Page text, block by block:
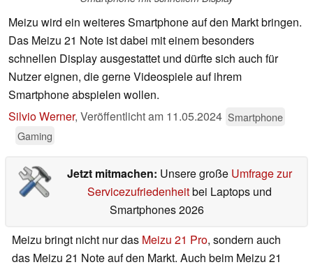
Meizu wird ein weiteres Smartphone auf den Markt bringen.
Das Meizu 21 Note ist dabei mit einem besonders
schnellen Display ausgestattet und dürfte sich auch für
Nutzer eignen, die gerne Videospiele auf ihrem
Smartphone abspielen wollen.
Silvio Werner, Veröffentlicht am 11.05.2024 Smartphone
Gaming
Jetzt mitmachen: Unsere große Umfrage zur
Servicezufriedenheitbei Laptops und
Smartphones 2026
Meizu bringt nicht nur das Meizu 21 Pro, sondern auch
das Meizu 21 Note auf den Markt. Auch beim Meizu 21